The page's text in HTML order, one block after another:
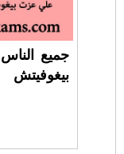
جميع
بيغوفيتش